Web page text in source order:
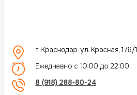
г. Краснодар, ул. Красная, 176/1
Ежедневно с 10:00 до 22:00
8 (918) 288-80-24